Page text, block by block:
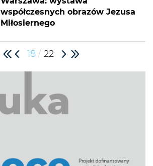
współczesnych obrazów Jezusa
Miłosiernego
18 / 22